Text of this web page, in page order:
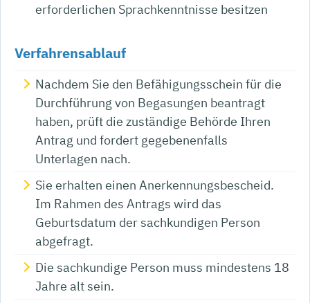
erforderlichen Sprachkenntnisse besitzen
Verfahrensablauf
Nachdem Sie den Befähigungsschein für die
Durchführung von Begasungen beantragt
haben, prüft die zuständige Behörde Ihren
Antrag und fordert gegebenenfalls
Unterlagen nach.
Sie erhalten einen Anerkennungsbescheid.
Im Rahmen des Antrags wird das
Geburtsdatum der sachkundigen Person
abgefragt.
Die sachkundige Person muss mindestens 18
Jahre alt sein.